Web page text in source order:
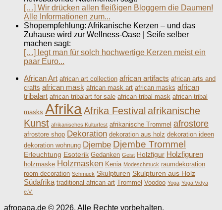
[…] Wir drücken allen fleißigen Bloggern die Daumen!
Alle Informationen zum...
Shopempfehlung: Afrikanische Kerzen – und das
Zuhause wird zur Wellness-Oase | Seife selber
machen sagt:
[…] legt man für solch hochwertige Kerzen meist ein
paar Euro...
African Art african art collection african artifacts african arts and
crafts african mask african mask art african masks african
tribalart african tribalart for sale african tribal mask african tribal
masks AfrikaAfrika Festival afrikanische
Kunst afrikanisches Kulturfest afrikanische Trommel afrostore
afrostore shop Dekoration dekoration aus holz dekoration ideen
dekoration wohnung Djembe Djembe Trommel
Erleuchtung Esoterik Gedanken Geist Holzfigur Holzfiguren
holzmaske Holzmasken Kenia Modeschmuck raumdekoration
room decoration Schmuck Skulpturen Skulpturen aus Holz
Südafrika traditional african art Trommel Voodoo Yoga Yoga Vidya
e.V.
afropapa.de © 2026. Alle Rechte vorbehalten.